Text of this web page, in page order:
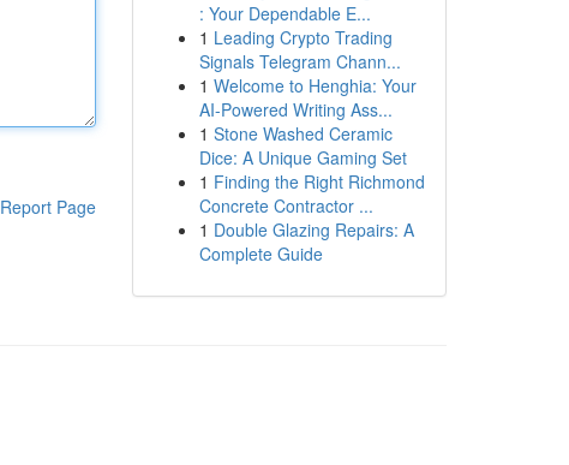
Report Page
: Your Dependable E...
1 Leading Crypto Trading
Signals Telegram Chann...
1 Welcome to Henghia: Your
AI-Powered Writing Ass...
1 Stone Washed Ceramic
Dice: A Unique Gaming Set
1 Finding the Right Richmond
Concrete Contractor ...
1 Double Glazing Repairs: A
Complete Guide